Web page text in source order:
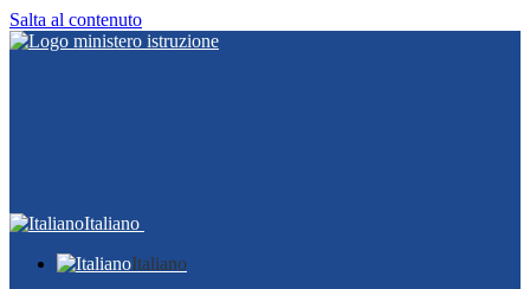
Salta al contenuto
Italiano
Italiano